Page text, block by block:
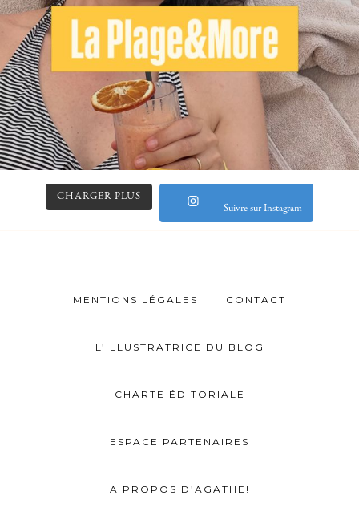
CHARGER PLUS
Suivre sur Instagram
MENTIONS LÉGALES CONTACT
L’ILLUSTRATRICE DU BLOG
CHARTE ÉDITORIALE
ESPACE PARTENAIRES
A PROPOS D’AGATHE!